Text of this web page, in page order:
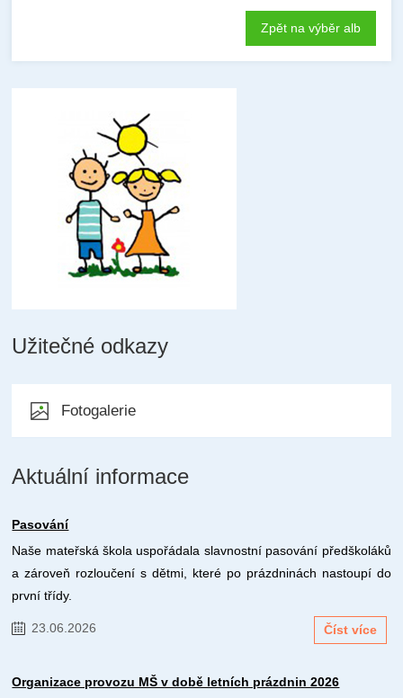
Zpět na výběr alb
Užitečné odkazy
Fotogalerie
Aktuální informace
Pasování
Naše mateřská škola uspořádala slavnostní pasování předškoláků
a zároveň rozloučení s dětmi, které po prázdninách nastoupí do
první třídy.
23.06.2026 Číst více
Organizace provozu MŠ v době letních prázdnin 2026